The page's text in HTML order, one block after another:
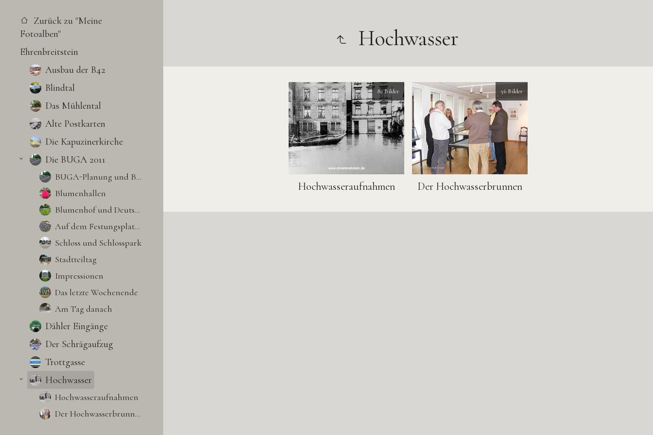
Zurück zu "Meine
Fotoalben"
Ehrenbreitstein
Ausbau der B42
Blindtal
Das Mühlental
Alte Postkarten
Die Kapuzinerkirche
Die BUGA 2011
BUGA-Planung und Bau
Blumenhallen
Blumenhof und Deutsches Eck
Auf dem Festungsplateau
Schloss und Schlosspark
Stadtteiltag
Impressionen
Das letzte Wochenende
Am Tag danach
›
Dähler Eingänge
Der Schrägaufzug
Trottgasse
Hochwasser
Hochwasseraufnahmen
Der Hochwasserbrunnen
›
Hochwasser
82 Bilder
Hochwasseraufnahmen
56 Bilder
Der Hochwasserbrunnen